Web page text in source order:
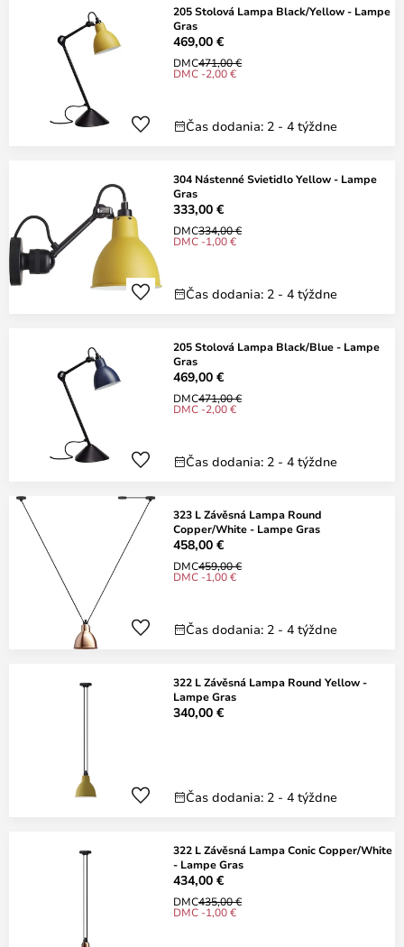
205 Stolová Lampa Black/Yellow - Lampe
Gras
469,00 €
DMC471,00 €
DMC -2,00 €
Čas dodania: 2 - 4 týždne
304 Nástenné Svietidlo Yellow - Lampe
Gras
333,00 €
DMC334,00 €
DMC -1,00 €
Čas dodania: 2 - 4 týždne
205 Stolová Lampa Black/Blue - Lampe
Gras
469,00 €
DMC471,00 €
DMC -2,00 €
Čas dodania: 2 - 4 týždne
323 L Závěsná Lampa Round
Copper/White - Lampe Gras
458,00 €
DMC459,00 €
DMC -1,00 €
Čas dodania: 2 - 4 týždne
322 L Závěsná Lampa Round Yellow -
Lampe Gras
340,00 €
Čas dodania: 2 - 4 týždne
322 L Závěsná Lampa Conic Copper/White
- Lampe Gras
434,00 €
DMC435,00 €
DMC -1,00 €